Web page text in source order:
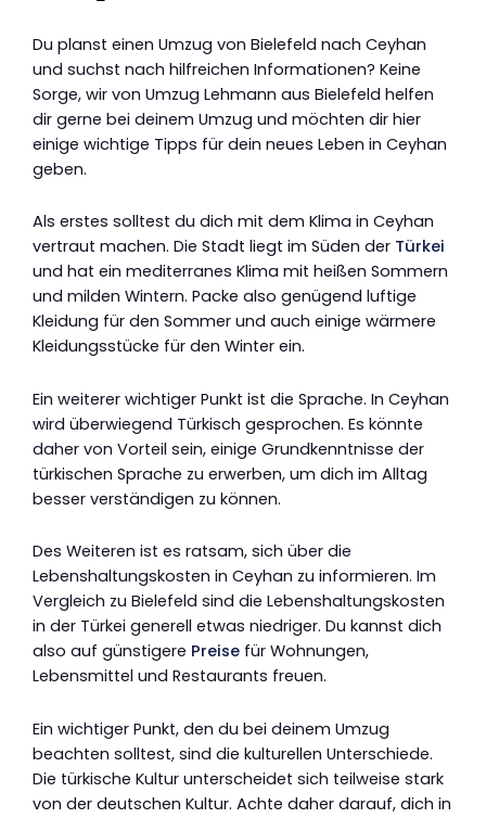
Du planst einen Umzug von Bielefeld nach Ceyhan
und suchst nach hilfreichen Informationen? Keine
Sorge, wir von Umzug Lehmann aus Bielefeld helfen
dir gerne bei deinem Umzug und möchten dir hier
einige wichtige Tipps für dein neues Leben in Ceyhan
geben.
Als erstes solltest du dich mit dem Klima in Ceyhan
vertraut machen. Die Stadt liegt im Süden der Türkei
und hat ein mediterranes Klima mit heißen Sommern
und milden Wintern. Packe also genügend luftige
Kleidung für den Sommer und auch einige wärmere
Kleidungsstücke für den Winter ein.
Ein weiterer wichtiger Punkt ist die Sprache. In Ceyhan
wird überwiegend Türkisch gesprochen. Es könnte
daher von Vorteil sein, einige Grundkenntnisse der
türkischen Sprache zu erwerben, um dich im Alltag
besser verständigen zu können.
Des Weiteren ist es ratsam, sich über die
Lebenshaltungskosten in Ceyhan zu informieren. Im
Vergleich zu Bielefeld sind die Lebenshaltungskosten
in der Türkei generell etwas niedriger. Du kannst dich
also auf günstigere Preise für Wohnungen,
Lebensmittel und Restaurants freuen.
Ein wichtiger Punkt, den du bei deinem Umzug
beachten solltest, sind die kulturellen Unterschiede.
Die türkische Kultur unterscheidet sich teilweise stark
von der deutschen Kultur. Achte daher darauf, dich in